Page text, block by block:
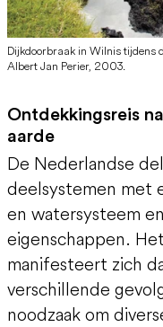
Dijkdoorbraak in Wilnis tijdens
Albert Jan Perier, 2003.
Ontdekkingsreis
aarde
De Nederlandse
deelsystemen met
en watersysteem
eigenschappen.
manifesteert zich
verschillende
noodzaak om